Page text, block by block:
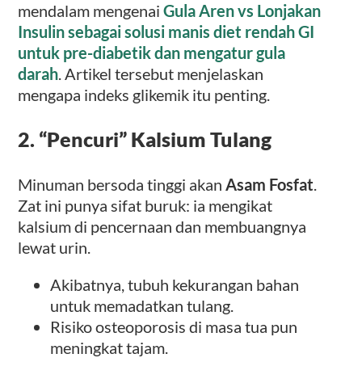
mendalam mengenaiGula Aren vs Lonjakan
Insulin sebagai solusi manis diet rendah GI
untuk pre-diabetik dan mengatur gula
darah. Artikel tersebut menjelaskan
mengapa indeks glikemik itu penting.
2. “Pencuri” Kalsium Tulang
Minuman bersoda tinggi akanAsam Fosfat.
Zat ini punya sifat buruk: ia mengikat
kalsium di pencernaan dan membuangnya
lewat urin.
Akibatnya, tubuh kekurangan bahan
untuk memadatkan tulang.
Risiko osteoporosis di masa tua pun
meningkat tajam.